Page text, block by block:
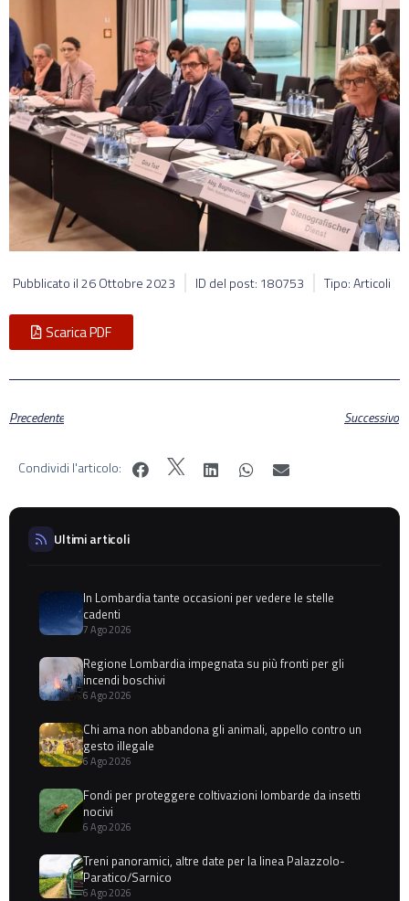
Pubblicato il26 Ottobre 2023 ID del post: 180753 Tipo: Articoli
Scarica PDF
Precedente Successivo
Condividi l'articolo:
Ultimi articoli
In Lombardia tante occasioni per vedere le stelle
cadenti
7 Ago 2026
Regione Lombardia impegnata su più fronti per gli
incendi boschivi
6 Ago 2026
Chi ama non abbandona gli animali, appello contro un
gesto illegale
6 Ago 2026
Fondi per proteggere coltivazioni lombarde da insetti
nocivi
6 Ago 2026
Treni panoramici, altre date per la linea Palazzolo-
Paratico/Sarnico
6 Ago 2026